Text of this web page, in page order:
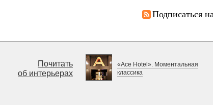
Подписаться
Почитать
об интерьерах
«Ace Hotel». Моментальная
классика